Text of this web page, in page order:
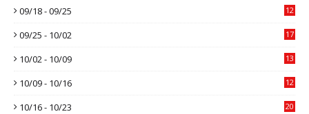
09/18 - 09/25 12
09/25 - 10/02 17
10/02 - 10/09 13
10/09 - 10/16 12
10/16 - 10/23 20